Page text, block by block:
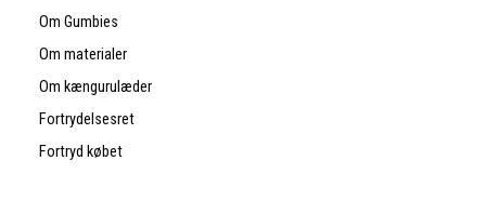
Om Gumbies
Om materialer
Om kængurulæder
Fortrydelsesret
Fortryd købet